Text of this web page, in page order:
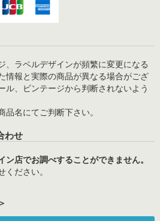
、ラベルデザインが頻繁に変更になる
情報と実際の商品が異なる場合がござ
ル、ビンテージから判断されないよう
名にてご判断下さい。
わせ
ン店でお調べすることができません。
ださい。